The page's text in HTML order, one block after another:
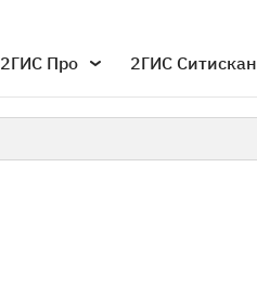
2ГИС Про 2ГИС Ситискан